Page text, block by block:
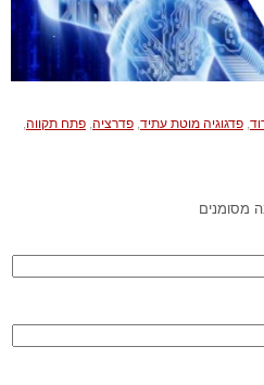
,פדגוגיה מוטת עתיד,פדרציה,פתח תקווה,
מסומנים